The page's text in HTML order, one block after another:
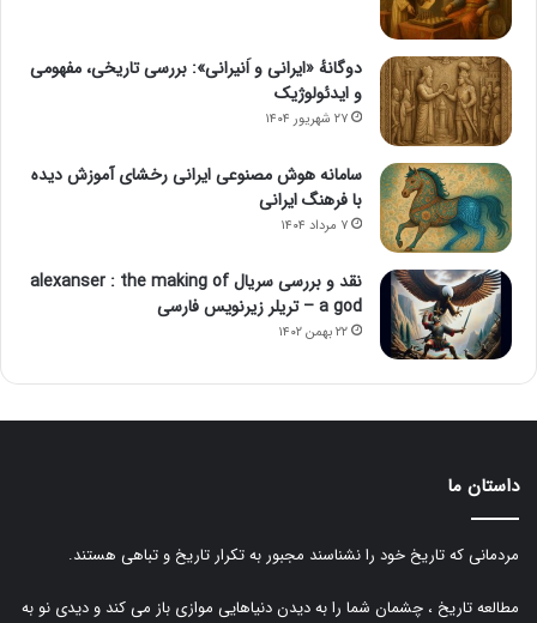
دوگانهٔ «ایرانی و اَنیرانی»: بررسی تاریخی، مفهومی
و ایدئولوژیک
۲۷ شهریور ۱۴۰۴
سامانه هوش مصنوعی ایرانی رخشای آموزش دیده
با فرهنگ ایرانی
۷ مرداد ۱۴۰۴
نقد و بررسی سریال alexanser : the making of
a god – تریلر زیرنویس فارسی
۲۲ بهمن ۱۴۰۲
داستان ما
مردمانی که تاریخ خود را نشناسند مجبور به تکرار تاریخ و تباهی هستند.
مطالعه تاریخ ، چشمان شما را به دیدن دنیاهایی موازی باز می کند و دیدی نو به